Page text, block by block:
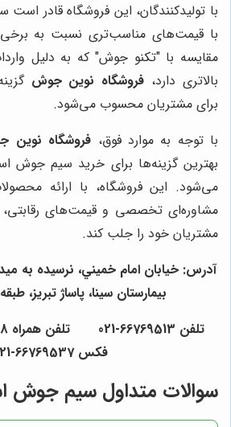
با تولیدکنندگان، این فروشگاه قادر
با قیمت‌های مناسب‌تری نسبت به برخی
مقایسه با "تکنو جوش" که به دلیل
بالاتری دارد، فروشگاه نوین جوش
برای مشتریان محسوب می‌شود.
با توجه به موارد فوق، فروشگاه نوین
بهترین گزینه‌ها برای خرید سیم جوش
می‌شود. این فروشگاه، با ارائه
مشاوره‌ای تخصصی و قیمت‌های
مشتریان خود را جلب کند.
آدرس:خيابان امام خميني، نرسيده به
بيمارستان سينا، پاساژ تبريز، طبقه
تلفن
تلفن همراه 09124228718
فکس 66769537-021
سوالات متداول سیم جوش